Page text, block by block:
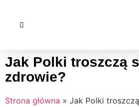
Jak Polki troszczą
zdrowie?
Strona główna » Jak Polki